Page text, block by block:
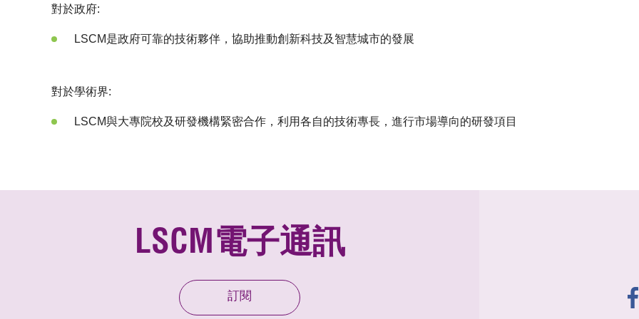
對於政府:
LSCM是政府可靠的技術夥伴，協助推動創新科技及智慧城市的發展
對於學術界:
LSCM與大專院校及研發機構緊密合作，利用各自的技術專長，進行市場導向的研發項目
LSCM電子通訊
訂閱